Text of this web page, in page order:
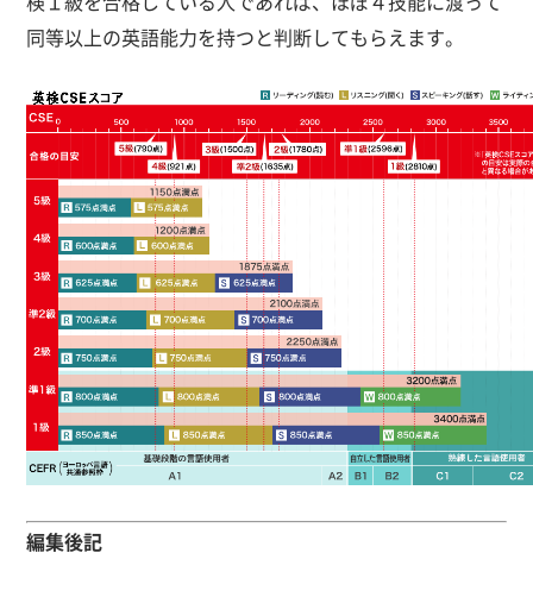
同等以上の英語能力を持つと判断してもらえます。
編集後記